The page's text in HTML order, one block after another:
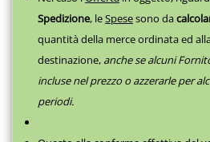
Spedizione, leSpesesono da
quantità della merce ordinata ed
destinazione, anche se alcuni
incluse nel prezzo o azzerarle per
periodi.